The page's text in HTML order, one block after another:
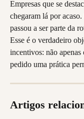
Empresas que se
chegaram lá por
passou a ser parte da
Esse é o verdadeiro
incentivos: não
pedido uma prática
Artigos